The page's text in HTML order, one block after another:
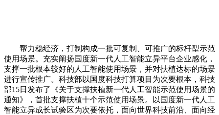
帮力稳经济，打制构成一批可复制、可推广的标杆型示范
使用场景。充实阐扬国度新一代人工智能立异平台企业感化，
支撑一批根本较好的人工智能使用场景，并对扶植达标的场景
进行宣传推广。科技部以国度科技打算项目为次要根本，科技
部15日发布了《关于支撑扶植新一代人工智能示范使用场景的
通知》，首批支撑扶植十个示范使用场景。以国度新一代人工
智能立异成长试验区为次要依托，面向世界科技前沿、面向经